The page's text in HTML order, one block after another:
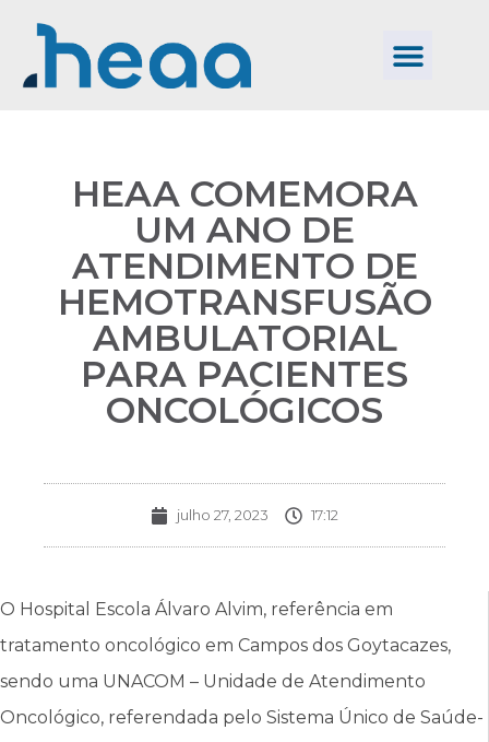
HEAA COMEMORA
UM ANO DE
ATENDIMENTO DE
HEMOTRANSFUSÃO
AMBULATORIAL
PARA PACIENTES
ONCOLÓGICOS
julho 27, 2023 17:12
O Hospital Escola Álvaro Alvim, referência em
tratamento oncológico em Campos dos Goytacazes,
sendo uma UNACOM – Unidade de Atendimento
Oncológico, referendada pelo Sistema Único de Saúde-